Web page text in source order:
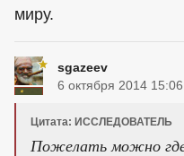
миру.
sgazeev
6 октября 2014 15:06
Цитата: ИССЛЕДОВАТЕЛЬ
Пожелать можно